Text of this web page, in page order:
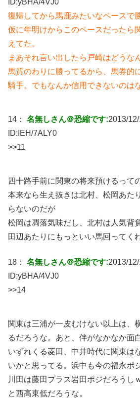
ID:yBHA/4VJ0
復帰してから馬鹿みたいなペースで
仮に年明けからこのペースだったら
えてた。
まあそれ言い出したら戸崎はどうな
馬質のわりに勝ってるから、馬券的
騎手。でもなんか信用できないのは
14： 名無しさん＠恐縮です:2013/
ID: IEH/7ALY0
>>11
四十路手前に関東の将来預けるって
本来なら生え抜きは北村、松岡あた
らないのだが
松岡は凋落気味だし、北村は人気背
田辺あたりにもっといい馬回ってく
18： 名無しさん＠恐縮です:2013/
ID:yBHA/4VJ0
>>14
関東は三浦が一皮むけない以上は、
るだろうな。あと、伴がなかなか面
いずれくる菱田、中井時代に関東は
いかと思ってる。浜中も今の福永ポ
川田は藤田プラス岩田ポジだろうし
と西高東低だろうな。